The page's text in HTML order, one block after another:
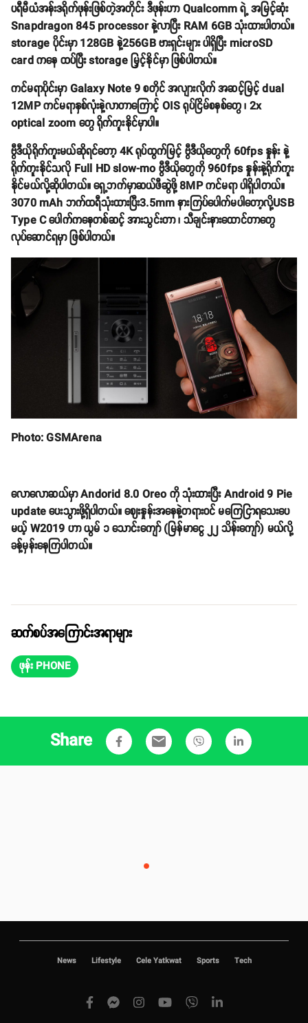
ပရီမီယံအန်းဒရိုက်ဖုန်းဖြစ်တဲ့အတိုင်း ဒီဖုန်းဟာ Qualcomm ရဲ့ အမြင့်ဆုံး
Snapdragon 845 processor နဲ့လာပြီး RAM 6GB သုံးထားပါတယ်။
storage ပိုင်းမှာ 128GB နဲ့256GB ဗားရှင်းများ ပါရှိပြီး microSD
card ကနေ ထပ်ပြီး storage မြှင့်နိုင်မှာ ဖြစ်ပါတယ်။
ကင်မရာပိုင်းမှာ Galaxy Note 9 စတိုင် အလျားလိုက် အဆင့်မြင့် dual
12MP ကင်မရာနှစ်လုံးနဲ့လာတာကြောင့် OIS ရုပ်ငြိမ်စနစ်တွေ ၊ 2x
optical zoom တွေ ရိုက်ကူးနိုင်မှာပါ။
ဗွီဒီယိုရိုက်ကူးမယ်ဆိုရင်တော့ 4K ရုပ်ထွက်မြင့် ဗွီဒီယိုတွေကို 60fps နှုန်း နဲ့
ရိုက်ကူးနိုင်သလို Full HD slow-mo ဗွီဒီယိုတွေကို 960fps နှုန်းနဲ့ရိုက်ကူး
နိုင်မယ်လို့ဆိုပါတယ်။ ရှေ့ဘက်မှာဆယ်ဖီဆွဲဖို့ 8MP ကင်မရာ ပါရှိပါတယ်။
3070 mAh ဘက်ထရီသုံးထားပြီး3.5mm နားကြပ်ပေါက်မပါတော့လို့USB
Type C ပေါက်ကနေတစ်ဆင့် အားသွင်းတာ ၊ သီချင်းနားထောင်တာတွေ
လုပ်ဆောင်ရမှာ ဖြစ်ပါတယ်။
Photo: GSMArena
လောလောဆယ်မှာ Andorid 8.0 Oreo ကို သုံးထားပြီး Android 9 Pie
update ပေးသွားဖို့ရှိပါတယ်။ ဈေးနှုန်းအနေနဲ့တရားဝင် မကြေငြာရသေးပေ
မယ့် W2019 ဟာ ယွမ် ၁ သောင်းကျော် (မြန်မာငွေ ၂၂ သိန်းကျော်) မယ်လို့
ခန့်မှန်းနေကြပါတယ်။
ဆက်စပ်အကြောင်းအရာများ
ဖုန်း PHONE
Share email
News Lifestyle Cele Yatkwat Sports Tech